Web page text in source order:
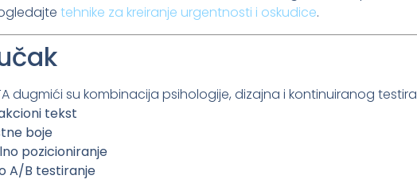
tehnike za kreiranje urgentnosti i oskudice.
dugmići su kombinacija psihologije, dizajna i kontinuiranog
tekst
boje
pozicioniranje
A/B testiranje